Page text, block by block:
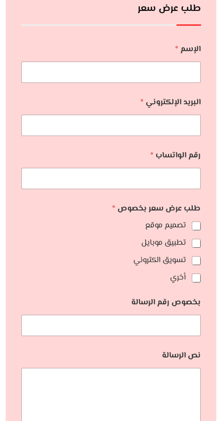
طلب عرض سعر
الإسم *
البريد الإلكتروني *
رقم الواتساب *
طلب عرض سعر بخصوص *
تصميم موقع
تطبيق موبايل
تسويق الكتروني
أخري
بخصوص رقم الرسالة
نص الرسالة